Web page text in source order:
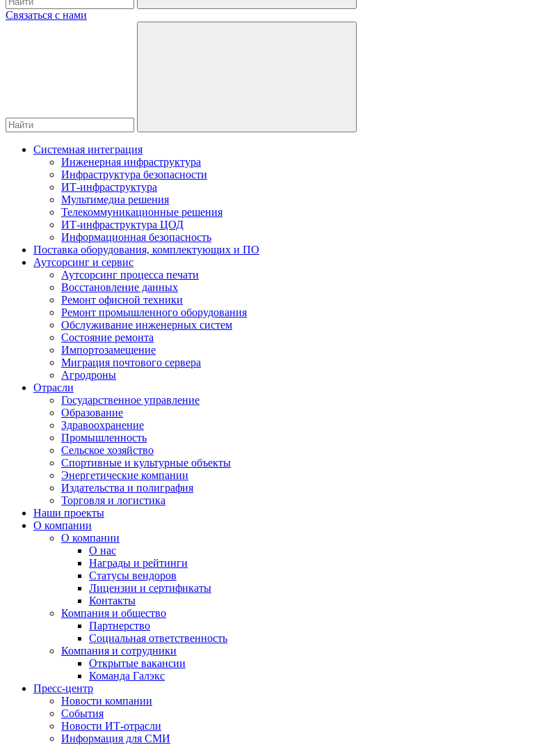
Связаться с нами
Системная интеграция
Инженерная инфраструктура
Инфраструктура безопасности
ИТ-инфраструктура
Мультимедиа решения
Телекоммуникационные решения
ИТ-инфраструктура ЦОД
Информационная безопасность
Поставка оборудования, комплектующих и ПО
Аутсорсинг и сервис
Аутсорсинг процесса печати
Восстановление данных
Ремонт офисной техники
Ремонт промышленного оборудования
Обслуживание инженерных систем
Состояние ремонта
Импортозамещение
Миграция почтового сервера
Агродроны
Отрасли
Государственное управление
Образование
Здравоохранение
Промышленность
Сельское хозяйство
Спортивные и культурные объекты
Энергетические компании
Издательства и полиграфия
Торговля и логистика
Наши проекты
О компании
О компании
О нас
Награды и рейтинги
Статусы вендоров
Лицензии и сертификаты
Контакты
Компания и общество
Партнерство
Социальная ответственность
Компания и сотрудники
Открытые вакансии
Команда Галэкс
Пресс-центр
Новости компании
События
Новости ИТ-отрасли
Информация для СМИ